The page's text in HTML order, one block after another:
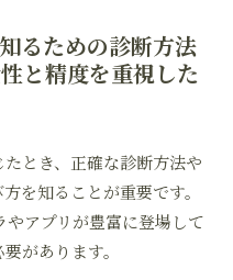
るための診断方法
と精度を重視した
とき、正確な診断方法や
を知ることが重要です。
アプリが豊富に登場して
があります。